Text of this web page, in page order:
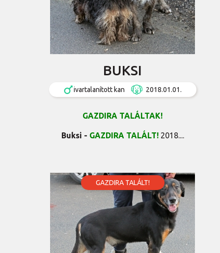
BUKSI
ivartalanított kan 2018.01.01.
GAZDIRA TALÁLTAK!
Buksi - GAZDIRA TALÁLT!2018....
GAZDIRA TALÁLT!